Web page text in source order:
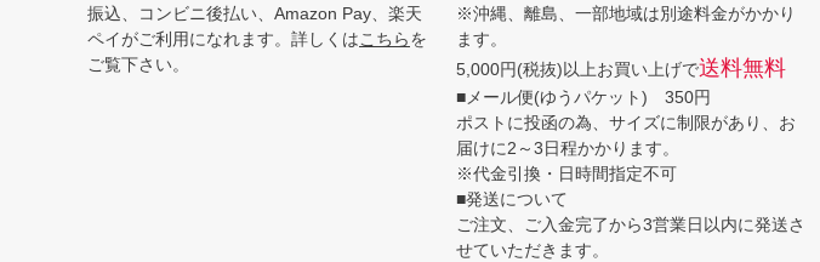
振込、コンビニ後払い、Amazon Pay、楽天
ペイがご利用になれます。詳しくはこちらを
ご覧下さい。
※沖縄、離島、一部地域は別途料金がかかり
ます。
5,000円(税抜)以上お買い上げで送料無料
■メール便(ゆうパケット) 350円
ポストに投函の為、サイズに制限があり、お
届けに2～3日程かかります。
※代金引換・日時間指定不可
■発送について
ご注文、ご入金完了から3営業日以内に発送さ
せていただきます。